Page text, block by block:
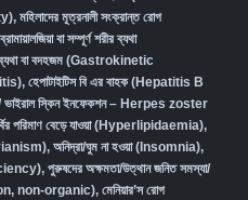
, মহিলাদের মূত্রনালী সংক্রান্ত রোগ
বা সম্পূর্ণ শরীর ব্যথা
ব্যথা বা বদহজম (Gastrokinetic
, হেপাটাইটিস বি এর বাহক (Hepatitis B
/ ভাইরাল স্কিন ইনফেকশন – Herpes zoster
পরিমাণ বেড়ে যাওয়া (Hyperlipidaemia),
, অনিদ্রা/ঘুম না হওয়া (Insomnia),
, পুরুষদের অক্ষমতা/উত্থান জনিত সমস্যা/
non-organic), মেনিয়ার’স রোগ